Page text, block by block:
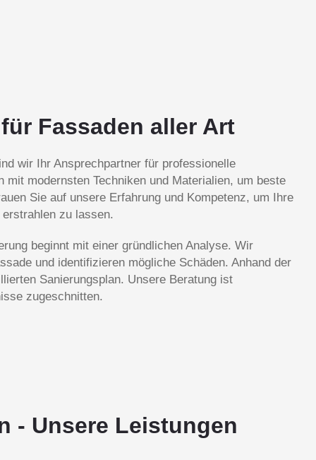
Fassaden aller Art
wir Ihr Ansprechpartner für professionelle
mit modernsten Techniken und Materialien, um beste
Sie auf unsere Erfahrung und Kompetenz, um Ihre
zu lassen.
beginnt mit einer gründlichen Analyse. Wir
und identifizieren mögliche Schäden. Anhand der
Sanierungsplan. Unsere Beratung ist
zugeschnitten.
- Unsere Leistungen